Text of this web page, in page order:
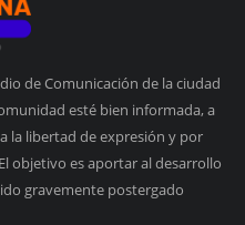
de Comunicación de la ciudad
esté bien informada, a
la libertad de expresión y por
objetivo es aportar al desarrollo
gravemente postergado